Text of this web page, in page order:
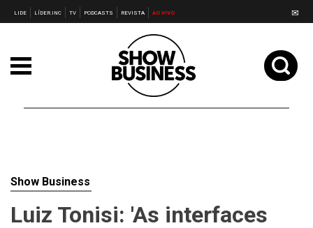
LIDE LÍDER.INC TV PODCASTS REVISTA AO VIVO ✉
Show Business
Luiz Tonisi: 'As interfaces